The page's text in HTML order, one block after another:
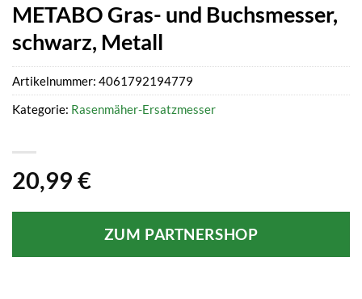
METABO Gras- und Buchsmesser,
schwarz, Metall
20,99 €
ZUM PARTNERSHOP
Artikelnummer: 4061792194779
Kategorie: Rasenmäher-Ersatzmesser